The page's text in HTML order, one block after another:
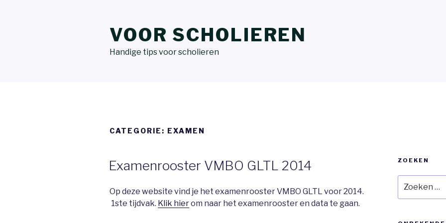
VOOR SCHOLIEREN
Handige tips voor scholieren
CATEGORIE: EXAMEN
Examenrooster VMBO GLTL 2014
Op deze website vind je het examenrooster VMBO GLTL voor 2014.
1ste tijdvak. Klik hierom naar het examenrooster en data te gaan.
ZOEKEN
naar: